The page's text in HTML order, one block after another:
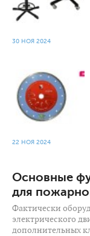
30 НОЯ 2024
22 НОЯ 2024
Основные
для
Фактически
электрического
дополнительных